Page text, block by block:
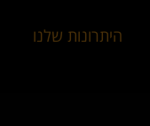
היתרונות שלנו